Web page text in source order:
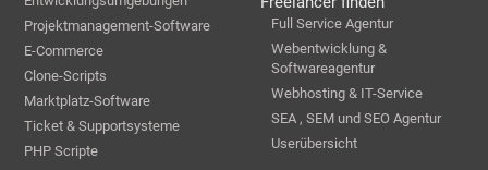
Projektmanagement-Software
E-Commerce
Clone-Scripts
Marktplatz-Software
Ticket & Supportsysteme
PHP Scripte
Full Service Agentur
Webentwicklung &
Softwareagentur
Webhosting & IT-Service
SEA , SEM und SEO Agentur
Userübersicht